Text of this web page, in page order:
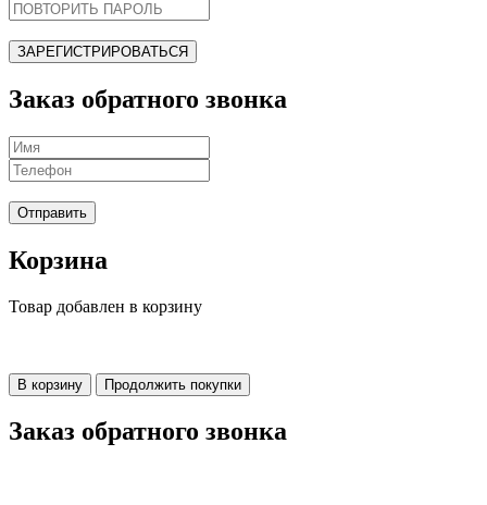
ЗАРЕГИСТРИРОВАТЬСЯ
Заказ обратного звонка
Отправить
Корзина
Товар добавлен в корзину
В корзину Продолжить покупки
Заказ обратного звонка